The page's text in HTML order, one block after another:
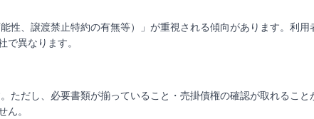
、譲渡禁止特約の有無等）」が重視される傾向があります。利用
で異なります。
だし、必要書類が揃っていること・売掛債権の確認が取れること
ん。